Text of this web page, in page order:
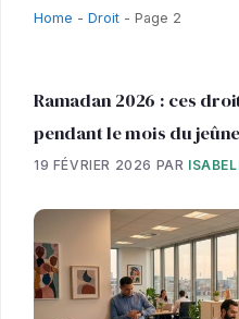
Home - Droit - Page 2
Ramadan 2026 : ces
pendant le mois du jeûne
19 FÉVRIER 2026 PAR